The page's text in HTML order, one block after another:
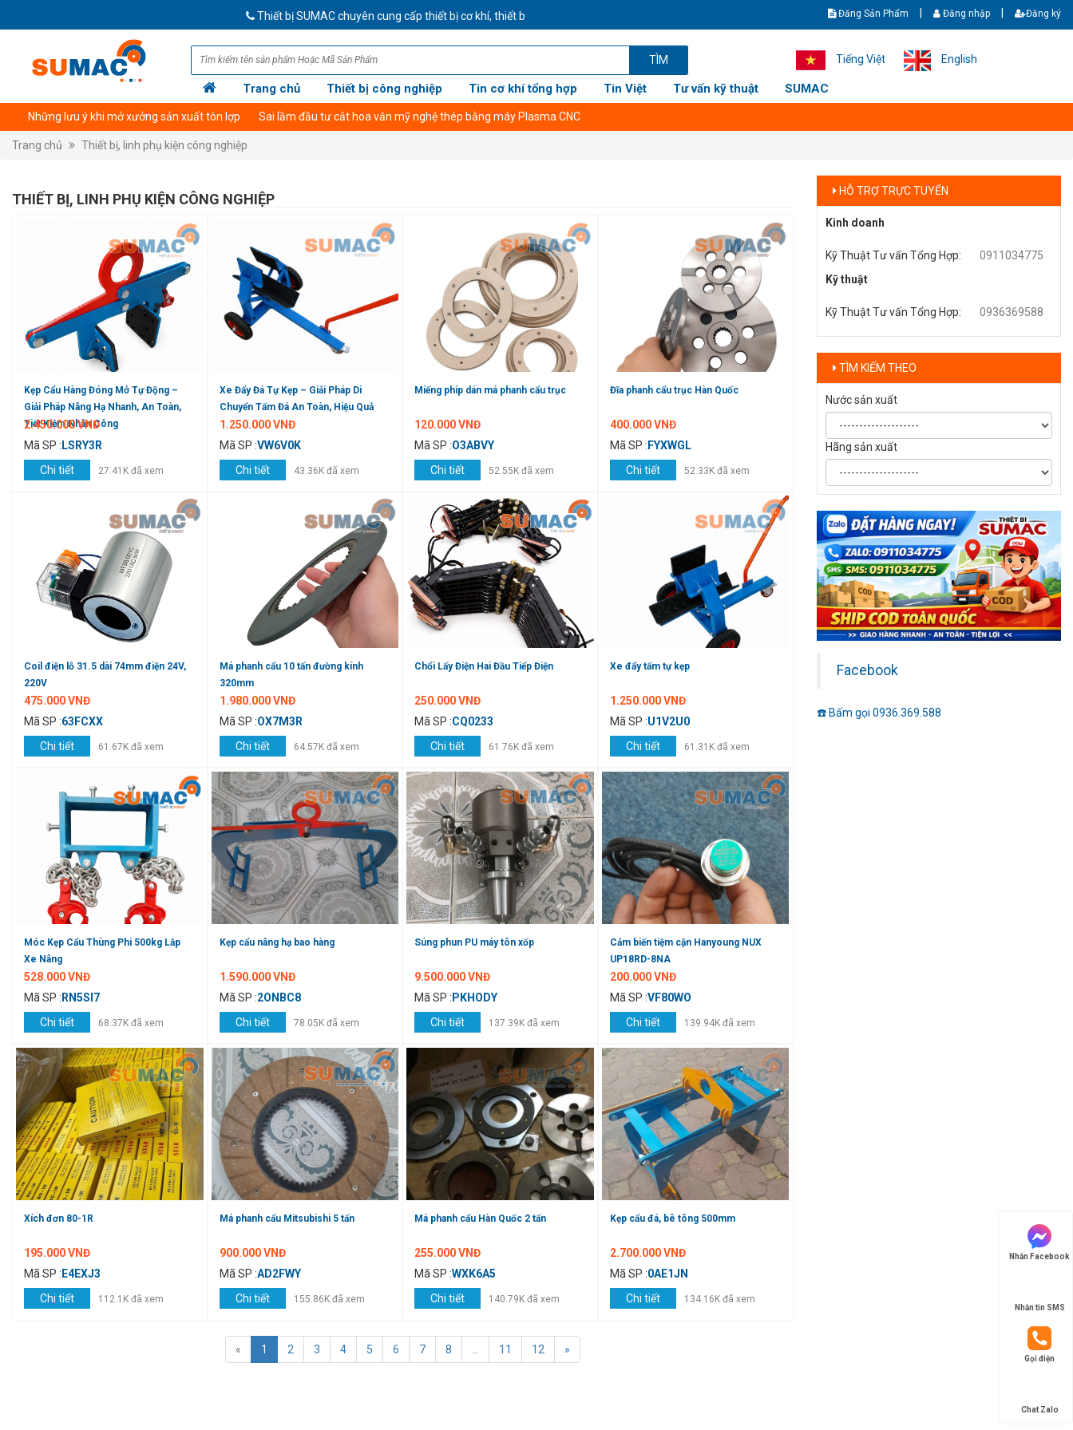
Thiết bị SUMAC chuyên cung cấp thiết bị cơ khí, thiết bị công nghiệp CHÍNH HÃNG GIÁ TỐT NHẤT - Giao hàng nhanh - Ship cod toàn quốc. Hotline/zalo: +8436369588 -
Đăng Sản Phẩm Đăng nhập Đăng ký
TÌM Tiếng Việt English
Trang chủ Thiết bị công nghiệp Tin cơ khí tổng hợp Tin Việt Tư vấn kỹ thuật SUMAC
Những lưu ý khi mở xưởng sản xuất tôn lợp Sai lầm đầu tư cắt hoa văn mỹ nghệ thép bằng máy Plasma CNC
Trang chủ Thiết bị, linh phụ kiện công nghiệp
THIẾT BỊ, LINH PHỤ KIỆN CÔNG NGHIỆP
Kẹp Cẩu Hàng Đóng Mở Tự Động –
Giải Pháp Nâng Hạ Nhanh, An Toàn,
Tiết Kiệm Nhân Công
2.450.000 VNĐ
Mã SP : LSRY3R
Chi tiết
27.41K đã xem
Xe Đẩy Đá Tự Kẹp – Giải Pháp Di
Chuyển Tấm Đá An Toàn, Hiệu Quả
1.250.000 VNĐ
Mã SP :VW6V0K
Chi tiết
43.36K đã xem
Miếng phíp dán má phanh cẩu trục
120.000 VNĐ
Mã SP :O3ABVY
Chi tiết
52.55K đã xem
Đĩa phanh cẩu trục Hàn Quốc
400.000 VNĐ
Mã SP : FYXWGL
Chi tiết
52.33K đã xem
Coil điện lỗ 31.5 dài 74mm điện 24V,
220V
475.000 VNĐ
Mã SP :63FCXX
Chi tiết
61.67K đã xem
Má phanh cẩu 10 tấn đường kính
320mm
1.980.000 VNĐ
Mã SP :OX7M3R
Chi tiết
64.57K đã xem
Chổi Lấy Điện Hai Đầu Tiếp Điện
250.000 VNĐ
Mã SP :CQ0233
Chi tiết
61.76K đã xem
Xe đẩy tấm tự kẹp
1.250.000 VNĐ
Mã SP :U1V2U0
Chi tiết
61.31K đã xem
Móc Kẹp Cẩu Thùng Phi 500kg Lắp
Xe Nâng
528.000 VNĐ
Mã SP : RN5SI7
Chi tiết
68.37K đã xem
Kẹp cẩu nâng hạ bao hàng
1.590.000 VNĐ
Mã SP :2ONBC8
Chi tiết
78.05K đã xem
Súng phun PU máy tôn xốp
9.500.000 VNĐ
Mã SP : PKHODY
Chi tiết
137.39K đã xem
Cảm biến tiệm cận Hanyoung NUX
UP18RD-8NA
200.000 VNĐ
Mã SP :VF80WO
Chi tiết
139.94K đã xem
Xích đơn 80-1R
195.000 VNĐ
Mã SP : E4EXJ3
Chi tiết
112.1K đã xem
Má phanh cẩu Mitsubishi 5 tấn
900.000 VNĐ
Mã SP :AD2FWY
Chi tiết
155.86K đã xem
Má phanh cẩu Hàn Quốc 2 tấn
255.000 VNĐ
Mã SP :WXK6A5
Chi tiết
140.79K đã xem
Kẹp cẩu đá, bê tông 500mm
2.700.000 VNĐ
Mã SP :0AE1JN
Chi tiết
134.16K đã xem
« 1 2 3 4 5 6 7 8 11 12 »
HỖ TRỢ TRỰC TUYẾN
Kinh doanh
Kỹ Thuật Tư vấn Tổng Hợp:
0911034775
Kỹ thuật
Kỹ Thuật Tư vấn Tổng Hợp: 0936369588
TÌM KIẾM THEO
Nước sản xuất
Hãng sản xuất
Facebook
☎️ Bấm gọi 0936.369.588
Nhắn Facebook
Nhắn tin SMS
Gọi điện
Chat Zalo